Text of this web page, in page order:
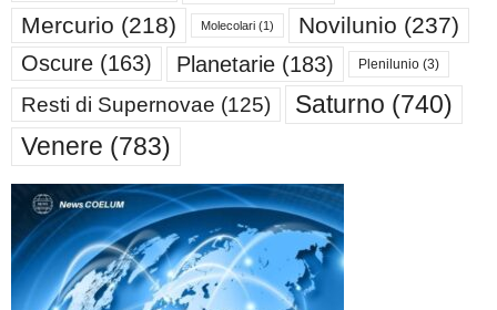
Mercurio (218) Molecolari (1) Novilunio (237)
Oscure (163) Planetarie (183) Plenilunio (3)
Resti di Supernovae (125) Saturno (740)
Venere (783)